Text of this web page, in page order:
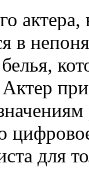
в
белья,
Актер
для